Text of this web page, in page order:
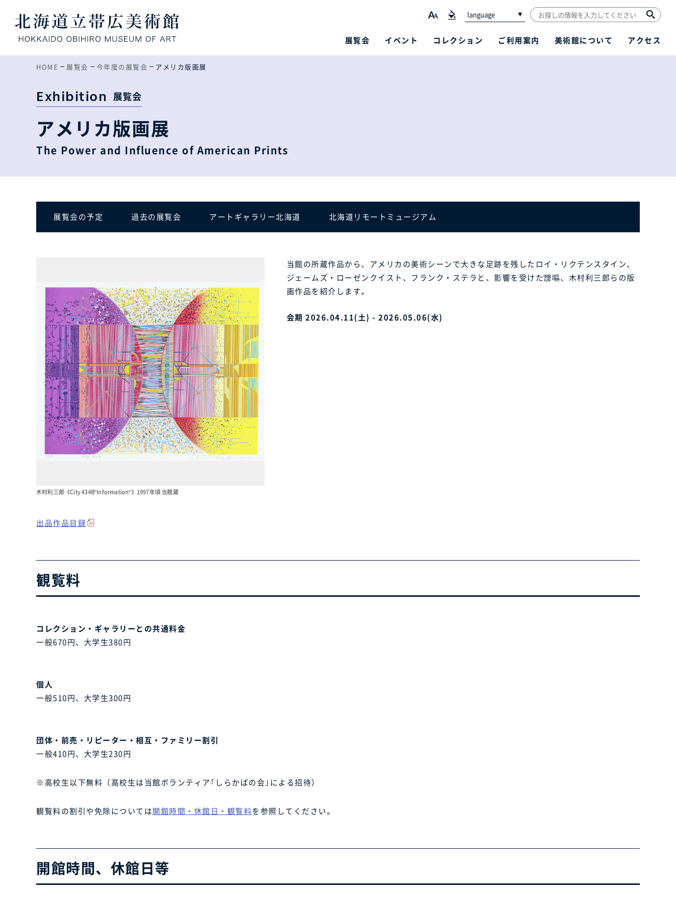
language
展覧会 イベント コレクション ご利用案内 美術館について アクセス
HOME 展覧会 今年度の展覧会 アメリカ版画展
Exhibition 展覧会
アメリカ版画展
The Power and Influence of American Prints
展覧会の予定 過去の展覧会 アートギャラリー北海道 北海道リモートミュージアム
木村利三郎《City 434B"Information"》1997年頃 当館蔵
当館の所蔵作品から、アメリカの美術シーンで大きな足跡を残したロイ・リクテンスタイン、
ジェームズ・ローゼンクイスト、フランク・ステラと、影響を受けた靉嘔、木村利三郎らの版
画作品を紹介します。
会期 2026.04.11(土) - 2026.05.06(水)
出品作品目録
観覧料
コレクション・ギャラリーとの共通料金
一般670円、大学生380円
個人
一般510円、大学生300円
団体・前売・リピーター・相互・ファミリー割引
一般410円、大学生230円
※高校生以下無料（高校生は当館ボランティア｢しらかばの会｣による招待）
観覧料の割引や免除については開館時間・休館日・観覧料を参照してください。
開館時間、休館日等